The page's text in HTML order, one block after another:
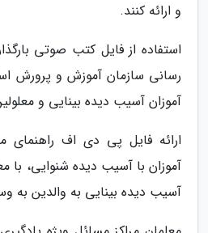
و ارائه کنند.
استفاده از فایل کتب صوتی
رسانی سازمان آموزش و پرورش
آموزان آسیب دیده بینایی و
ارائه فایل پی دی اف راهنمای
آموزان با آسیب دیده شنوایی،
آسیب دیده بینایی به والدین به